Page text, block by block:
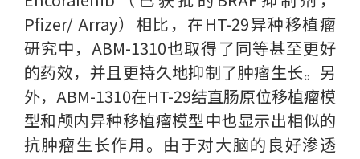
Pfizer/ Array）相比，在HT-29异种移植瘤
研究中，ABM-1310也取得了同等甚至更好
的药效，并且更持久地抑制了肿瘤生长。另
外，ABM-1310在HT-29结直肠原位移植瘤模
型和颅内异种移植瘤模型中也显示出相似的
抗肿瘤生长作用。由于对大脑的良好渗透